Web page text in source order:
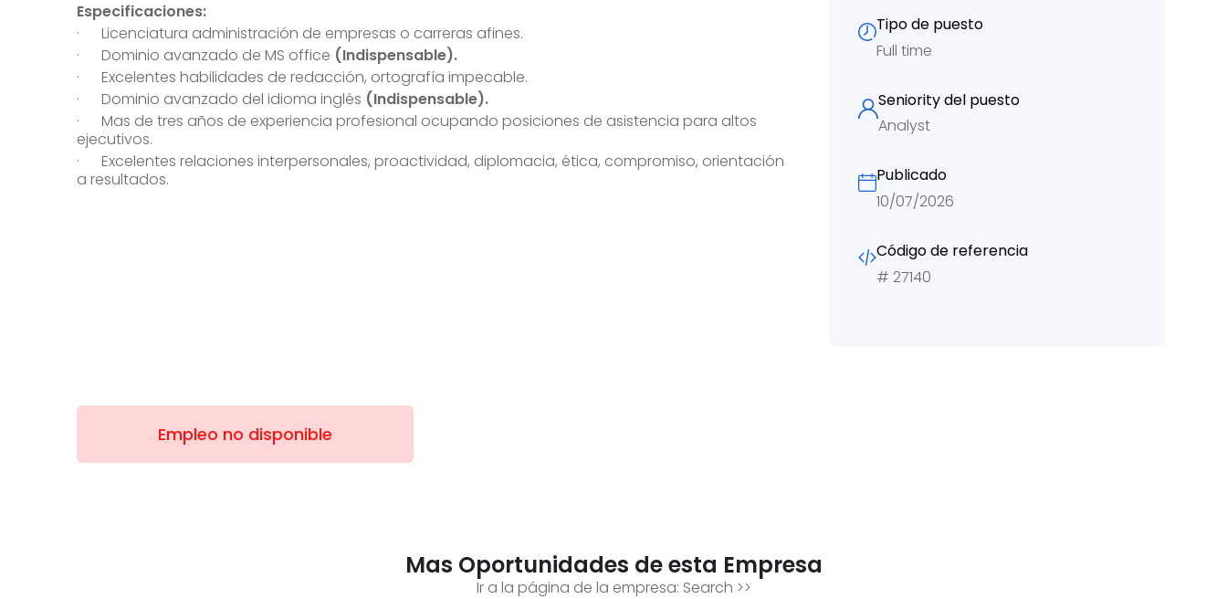
Especificaciones:
· Licenciatura administración de empresas o carreras afines.
· Dominio avanzado de MS office (Indispensable).
· Excelentes habilidades de redacción, ortografía impecable.
· Dominio avanzado del idioma inglés (Indispensable).
· Mas de tres años de experiencia profesional ocupando posiciones de asistencia para altos
ejecutivos.
· Excelentes relaciones interpersonales, proactividad, diplomacia, ética, compromiso, orientación
a resultados.
Tipo de puesto
Full time
Seniority del puesto
Analyst
Publicado
10/07/2026
Código de referencia
# 27140
Empleo no disponible
Mas Oportunidades de esta Empresa
Ir a la página de la empresa: Search >>